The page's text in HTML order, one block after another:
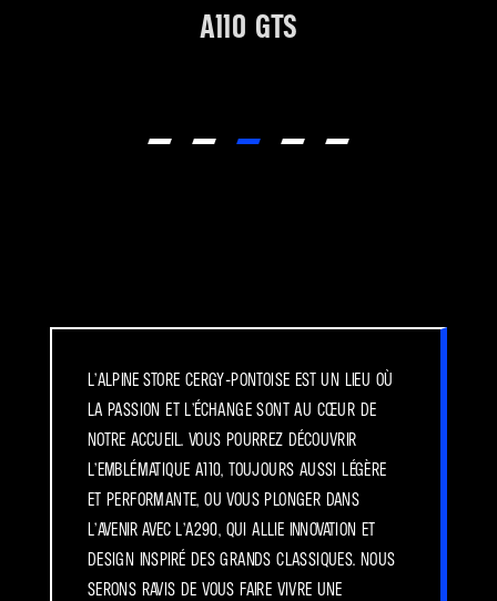
A110 GTS
L’Alpine Store Cergy-Pontoise est un lieu où
la passion et l’échange sont au cœur de
notre accueil. Vous pourrez découvrir
l’emblématique A110, toujours aussi légère
et performante, ou vous plonger dans
l’avenir avec l’A290, qui allie innovation et
design inspiré des grands classiques. Nous
serons ravis de vous faire vivre une